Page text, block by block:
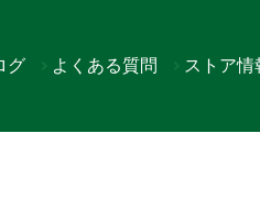
グ よくある質問 ストア情